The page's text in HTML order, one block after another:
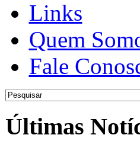
Links
Quem
Fale
Últimas